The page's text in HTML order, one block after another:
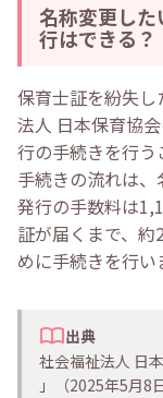
名称変更した
行はできる？
保育士証を紛失し
法人 日本保育協
行の手続きを行う
手続きの流れは、
発行の手数料は
証が届くまで、約
めに手続きを行い
出典
社会福祉法人 日
」（2025年5月8日